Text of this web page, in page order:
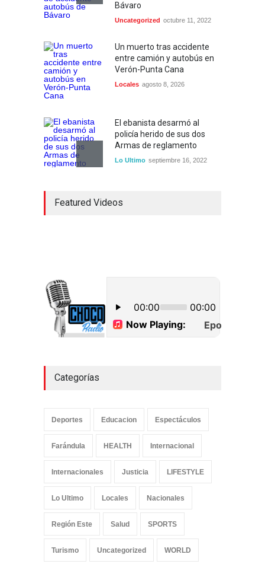
Bávaro
Uncategorized octubre 11, 2022
Un muerto tras accidente
entre camión y autobús en
Verón-Punta Cana
Locales agosto 8, 2026
El ebanista desarmó al
policía herido de sus dos
Armas de reglamento
Lo Ultimo septiembre 16, 2022
carretera Los Jusos-Río
cocaína en Higüey
Uncategorized
septiembre 17, 2022
Featured Videos
Categorías
Deportes Educacion Espectáculos
Farándula HEALTH Internacional
Internacionales Justicia LIFESTYLE
Lo Ultimo Locales Nacionales
Región Este Salud SPORTS
Turismo Uncategorized WORLD